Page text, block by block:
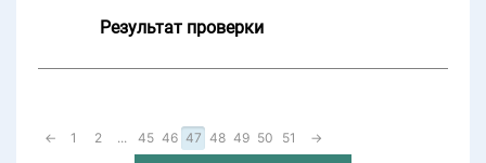
Результат проверки
← 1 2 ... 45 46 47 48 49 50 51 →